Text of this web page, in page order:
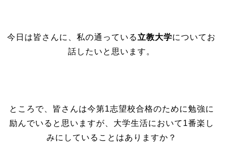
今日は皆さんに、私の通っている 立教大学についてお
話したいと思います。
ところで、皆さんは今第1志望校合格のために勉強に
励んでいると思いますが、大学生活において1番楽し
みにしていることはありますか？